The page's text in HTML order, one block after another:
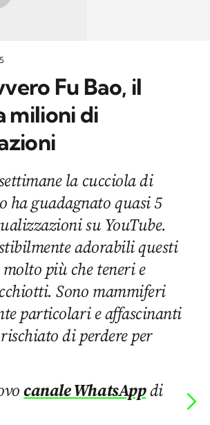
Fu Bao, il
milioni di
la cucciola di
ha guadagnato quasi 5
su YouTube.
adorabili questi
più che teneri e
Sono mammiferi
particolari e affascinanti
di perdere per
canale WhatsAppdi